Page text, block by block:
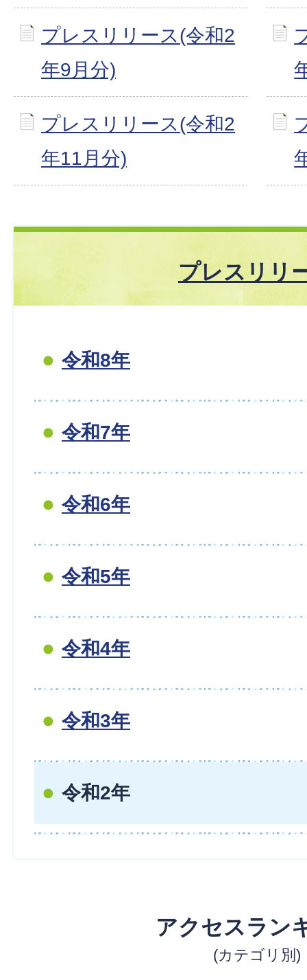
プレスリリース(令和2
年9月分)
プレスリリース(令和2
年11月分)
プレスリリ
令和8年
令和7年
令和6年
令和5年
令和4年
令和3年
令和2年
アクセスラン
(カテゴリ別)